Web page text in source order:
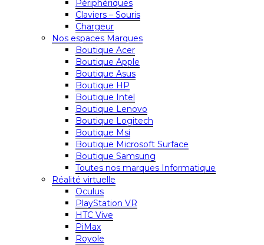
Périphériques
Claviers – Souris
Chargeur
Nos espaces Marques
Boutique Acer
Boutique Apple
Boutique Asus
Boutique HP
Boutique Intel
Boutique Lenovo
Boutique Logitech
Boutique Msi
Boutique Microsoft Surface
Boutique Samsung
Toutes nos marques Informatique
Réalité virtuelle
Oculus
PlayStation VR
HTC Vive
PiMax
Royole